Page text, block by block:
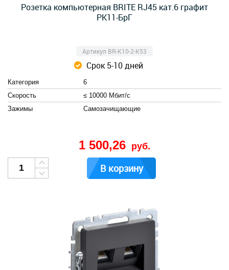
Розетка компьютерная BRITE RJ45 кат.6 графит
РК11-БрГ
Артикул BR-K10-2-K53
Срок 5-10 дней
Категория
6
Скорость
≤ 10000 Мбит/с
Зажимы
Cамозачищающие
1 500,26 руб.
В корзину